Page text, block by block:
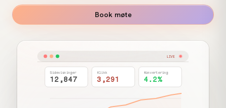
Sidevisninger
12,847
Klikk
3,291
Konvertering
4.2%
LIVE
Book møte